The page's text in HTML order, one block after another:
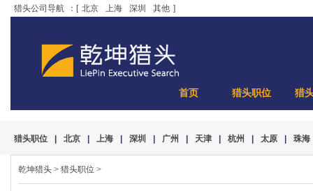
猎头公司导航 ：[ 北京 上海 深圳 其他 ]
首页 猎头职位 猎
猎头职位 北京 上海 深圳 广州 天津 杭州 太原 珠海
乾坤猎头 > 猎头职位 >